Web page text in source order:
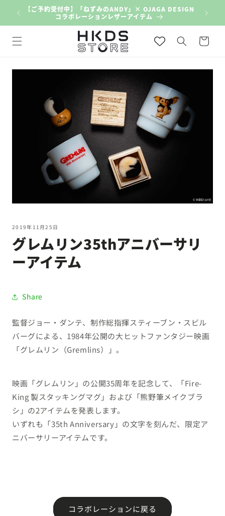
コンテン
ツに進む
【ご予約受付中】「ねずみのANDY」× OJAGA DESIGN
コラボレーションレザーアイテム
カ
ー
2019年11月25日
グレムリン35thアニバーサリ
ーアイテム
Share
監督ジョー・ダンテ、制作総指揮スティーブン・スビル
バーグによる、1984年公開の大ヒットファンタジー映画
「グレムリン（Gremlins）」。
映画「グレムリン」の公開35周年を記念して、「Fire-
King 製スタッキングマグ」および「熊野筆メイクブラ
シ」の2アイテムを発表します。
いずれも「35th Anniversary」の文字を刻んだ、限定ア
ニバーサリーアイテムです。
コラボレーションに戻る